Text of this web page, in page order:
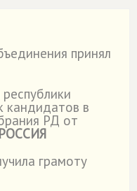
принял
кандидатов в
РД от
грамоту